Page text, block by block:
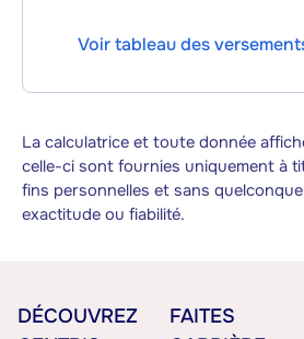
Voir tableau des
La calculatrice et toute donnée
celle-ci sont fournies uniquement à
fins personnelles et sans
exactitude ou fiabilité.
DÉCOUVREZ
FAITES